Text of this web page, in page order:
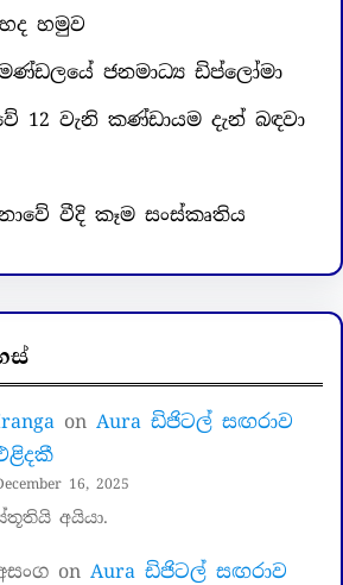
හමුව
ජනමාධ්‍ය ඩිප්ලෝමා
12 වැනි කණ්ඩායම දැන් බඳවා
වීදි කෑම සංස්කෘතිය
on Aura ඩිජිටල් සඟරාව
16, 2025
අයියා.
on Aura ඩිජිටල් සඟරාව